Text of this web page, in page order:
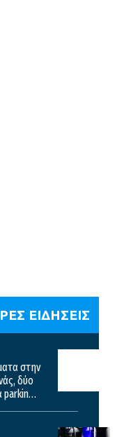
ΕΙΔΗΣΕΙΣ
στην
δύο
parking,